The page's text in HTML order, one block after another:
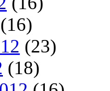
(16)
(23)
(18)